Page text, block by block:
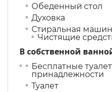
Обеденный стол
Духовка
Стиральная
Чистящие
В собственной
Бесплатные
принадлежности
Туалет